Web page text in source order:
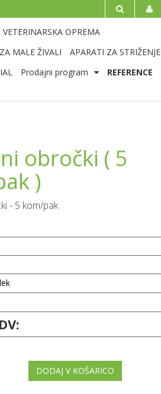
SL
VETERINARSKA OPREMA
MALE ŽIVALI
APARATI ZA STRIŽENJE
Prodajni program REFERENCE
obročki ( 5
)
- 5 kom/pak
DODAJ V KOŠARICO